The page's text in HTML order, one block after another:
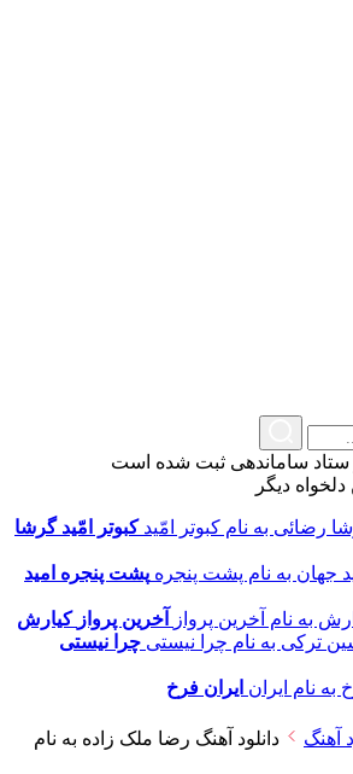
ساماندهی ثبت شده است
دیگر
کبوتر امّید گرشا
پشت پنجره امید
آخرین پرواز کیارش
چرا نیستی
ایران فرخ
آهنگ
دانلود آهنگ رضا ملک زاده به نام